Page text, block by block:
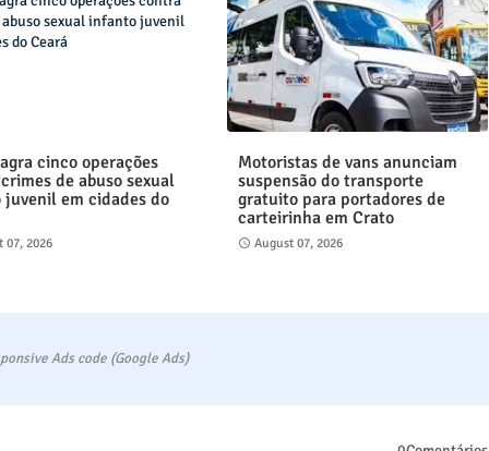
cinco operações
de abuso sexual
em cidades do
07, 2026
Motoristas de vans anunciam
suspensão do transporte
gratuito para portadores de
carteirinha em Crato
August 07, 2026
Ads code (Google Ads)